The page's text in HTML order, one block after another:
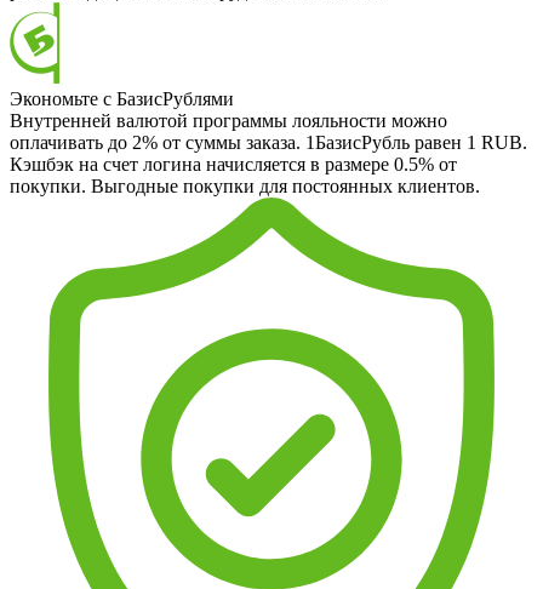
Экономьте с БазисРублями
Внутренней валютой программы лояльности можно
оплачивать до 2% от суммы заказа. 1БазисРубль равен 1 RUB.
Кэшбэк на счет логина начисляется в размере 0.5% от
покупки. Выгодные покупки для постоянных клиентов.